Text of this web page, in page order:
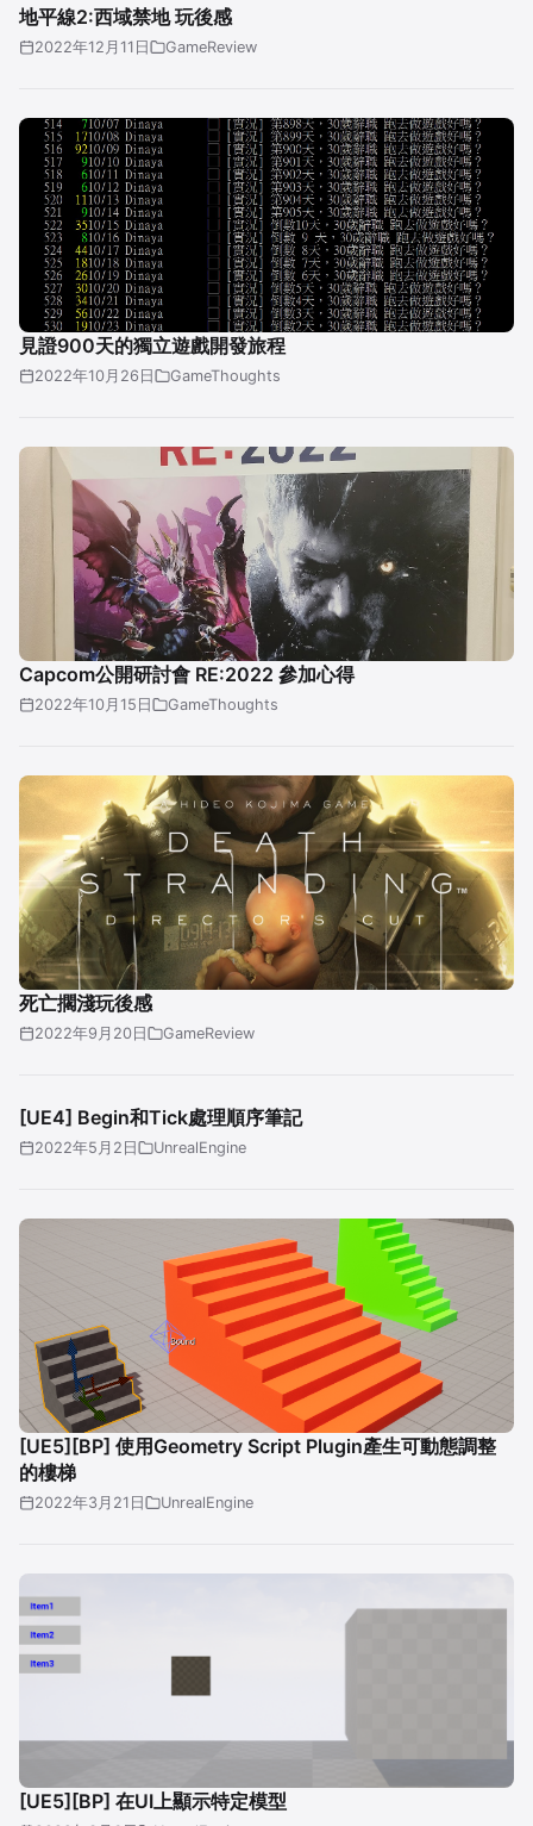
地平線2:西域禁地 玩後感
2022年12月11日 GameReview
見證900天的獨立遊戲開發旅程
2022年10月26日 GameThoughts
Capcom公開研討會 RE:2022 參加心得
2022年10月15日 GameThoughts
死亡擱淺玩後感
2022年9月20日 GameReview
[UE4] Begin和Tick處理順序筆記
2022年5月2日 UnrealEngine
[UE5][BP] 使用Geometry Script Plugin產生可動態調整
的樓梯
2022年3月21日 UnrealEngine
[UE5][BP] 在UI上顯示特定模型